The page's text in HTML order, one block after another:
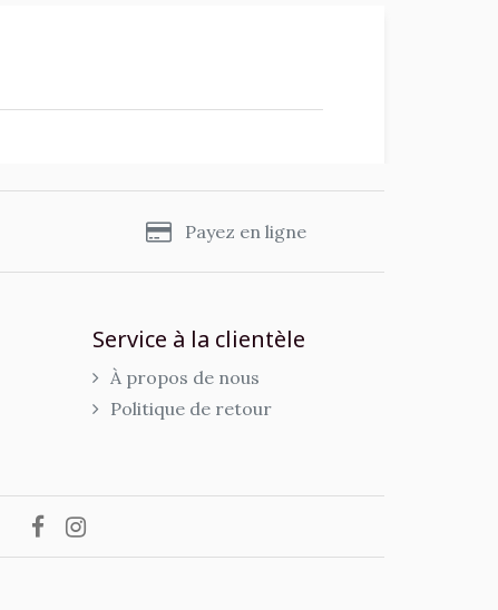
Payez en ligne
Service à la clientèle
À propos de nous
Politique de retour